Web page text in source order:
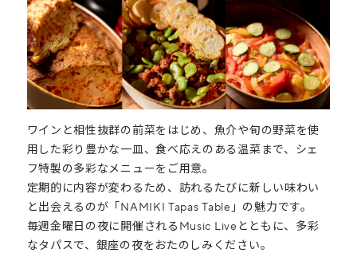
ワインと相性抜群の前菜をはじめ、魚介や旬の野菜を使
用した彩り豊かな一皿、食べ応えのある温菜まで、シェ
フ特製の多彩なメニューをご用意。
定期的に内容が変わるため、訪れるたびに新しい味わい
と出会えるのが「NAMIKI Tapas Table」の魅力です。
毎週金曜日の夜に開催されるMusic Liveとともに、多彩
なタパスで、銀座の夜をおたのしみください。